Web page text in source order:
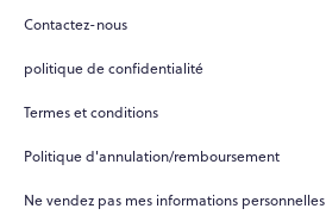
Contactez-nous
politique de confidentialité
Termes et conditions
Politique d'annulation/remboursement
Ne vendez pas mes informations personnelles